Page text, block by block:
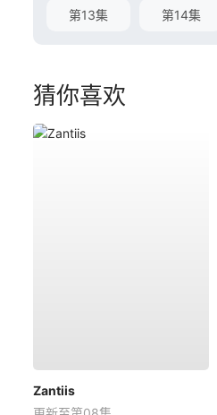
第13集 第14集
猜你喜欢
Zantiis